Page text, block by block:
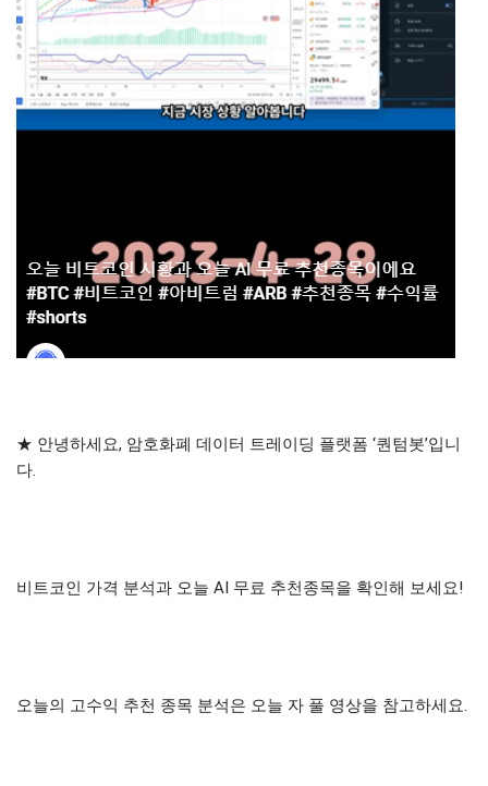
★ 안녕하세요, 암호화폐 데이터 트레이딩 플랫폼 ‘퀀텀봇’입니
다.
비트코인 가격 분석과 오늘 AI 무료 추천종목을 확인해 보세요!
오늘의 고수익 추천 종목 분석은 오늘 자 풀 영상을 참고하세요.